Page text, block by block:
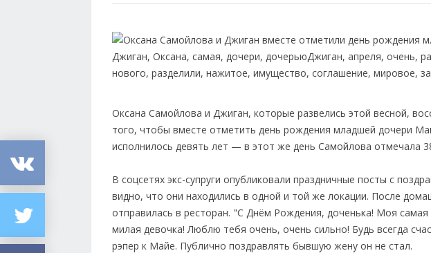
Оксана Самойлова и Джиган, которые развелись этой весной,
того, чтобы вместе отметить день рождения младшей дочери
исполнилось девять лет — в этот же день Самойлова отмечала
В соцсетях экс-супруги опубликовали праздничные посты с
видно, что они находились в одной и той же локации. После
отправилась в ресторан. "С Днём Рождения, доченька! Моя
милая девочка! Люблю тебя очень, очень сильно! Будь всегда
рэпер к Майе. Публично поздравлять бывшую жену он не стал.